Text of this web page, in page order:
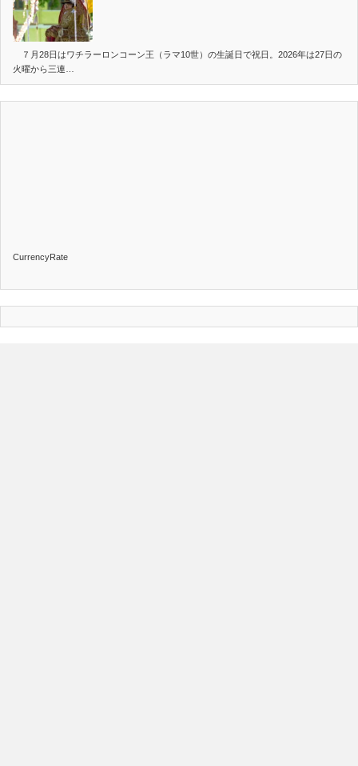
７月28日はワチラーロンコーン王（ラマ10世）の生誕日で祝日。2026年は27日の
火曜から三連…
CurrencyRate